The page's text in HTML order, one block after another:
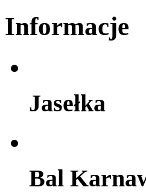
Informacje
Jasełka
Bal